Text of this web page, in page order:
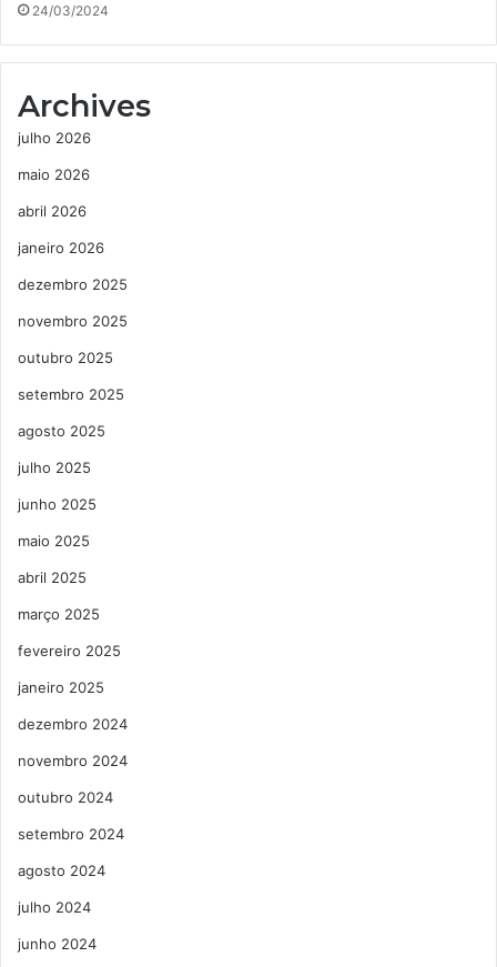
24/03/2024
Archives
julho 2026
maio 2026
abril 2026
janeiro 2026
dezembro 2025
novembro 2025
outubro 2025
setembro 2025
agosto 2025
julho 2025
junho 2025
maio 2025
abril 2025
março 2025
fevereiro 2025
janeiro 2025
dezembro 2024
novembro 2024
outubro 2024
setembro 2024
agosto 2024
julho 2024
junho 2024